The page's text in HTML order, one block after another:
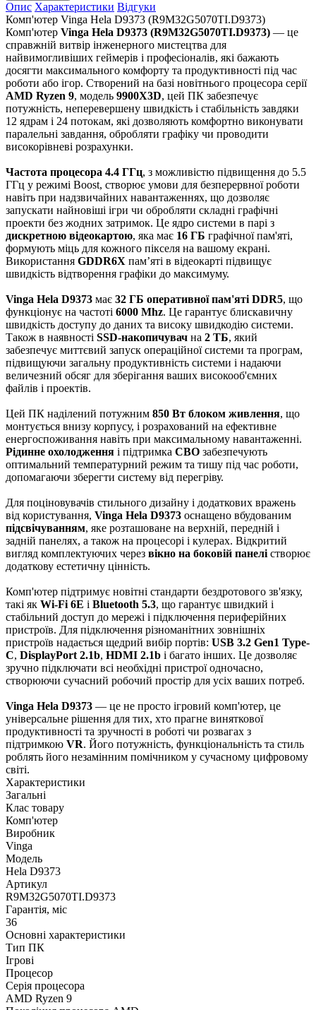
Опис Характеристики Відгуки
Комп'ютер Vinga Hela D9373 (R9M32G5070TI.D9373)
Комп'ютер Vinga Hela D9373 (R9M32G5070TI.D9373) — це
справжній витвір інженерного мистецтва для
найвимогливіших геймерів і професіоналів, які бажають
досягти максимального комфорту та продуктивності під час
роботи або ігор. Створений на базі новітнього процесора серії
AMD Ryzen 9, модель 9900X3D, цей ПК забезпечує
потужність, неперевершену швидкість і стабільність завдяки
12 ядрам і 24 потокам, які дозволяють комфортно виконувати
паралельні завдання, обробляти графіку чи проводити
високорівневі розрахунки.
Частота процесора 4.4 ГГц, з можливістю підвищення до 5.5
ГГц у режимі Boost, створює умови для безперервної роботи
навіть при надзвичайних навантаженнях, що дозволяє
запускати найновіші ігри чи обробляти складні графічні
проекти без жодних затримок. Це ядро системи в парі з
дискретною відеокартою, яка має 16 ГБ графічної пам'яті,
формують міць для кожного пікселя на вашому екрані.
Використання GDDR6X пам’яті в відеокарті підвищує
швидкість відтворення графіки до максимуму.
Vinga Hela D9373 має 32 ГБ оперативної пам'яті DDR5, що
функціонує на частоті 6000 Mhz. Це гарантує блискавичну
швидкість доступу до даних та високу швидкодію системи.
Також в наявності SSD-накопичувач на 2 ТБ, який
забезпечує миттєвий запуск операційної системи та програм,
підвищуючи загальну продуктивність системи і надаючи
величезний обсяг для зберігання ваших високооб'ємних
файлів і проектів.
Цей ПК наділений потужним 850 Вт блоком живлення, що
монтується внизу корпусу, і розрахований на ефективне
енергоспоживання навіть при максимальному навантаженні.
Рідинне охолодження і підтримка СВО забезпечують
оптимальний температурний режим та тишу під час роботи,
допомагаючи зберегти систему від перегріву.
Для поціновувачів стильного дизайну і додаткових вражень
від користування, Vinga Hela D9373 оснащено вбудованим
підсвічуванням, яке розташоване на верхній, передній і
задній панелях, а також на процесорі і кулерах. Відкритий
вигляд комплектуючих через вікно на боковій панелі створює
додаткову естетичну цінність.
Комп'ютер підтримує новітні стандарти бездротового зв'язку,
такі як Wi-Fi 6E і Bluetooth 5.3, що гарантує швидкий і
стабільний доступ до мережі і підключення периферійних
пристроїв. Для підключення різноманітних зовнішніх
пристроїв надається щедрий вибір портів: USB 3.2 Gen1 Type-
C, DisplayPort 2.1b, HDMI 2.1b і багато інших. Це дозволяє
зручно підключати всі необхідні пристрої одночасно,
створюючи сучасний робочий простір для усіх ваших потреб.
Vinga Hela D9373 — це не просто ігровий комп'ютер, це
універсальне рішення для тих, хто прагне виняткової
продуктивності та зручності в роботі чи розвагах з
підтримкою VR. Його потужність, функціональність та стиль
роблять його незамінним помічником у сучасному цифровому
світі.
Характеристики
Загальні
Клас товару
Комп'ютер
Виробник
Vinga
Модель
Hela D9373
Артикул
R9M32G5070TI.D9373
Гарантія, міс
36
Основні характеристики
Тип ПК
Ігрові
Процесор
Серія процесора
AMD Ryzen 9